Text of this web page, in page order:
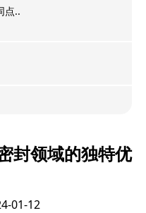
点..
封领域的独特优
01-12